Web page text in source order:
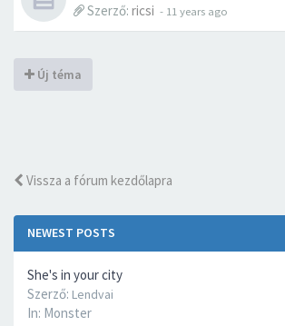
NEWEST POSTS
She's in your city
Szerző: Lendvai
In: Monster
Szerző: ricsi - 11 years ago
Új téma
Vissza a fórum kezdőlapra